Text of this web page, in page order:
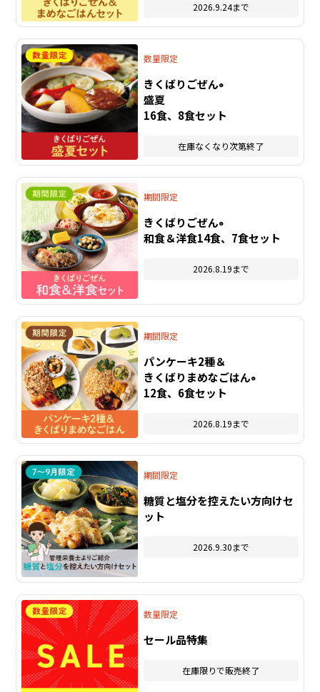
2026.9.24まで
数量限定
きくばりごぜん®
盛夏
16食、8食セット
在庫なくなり次第終了
期間限定
きくばりごぜん®
和食＆洋食14食、7食セット
2026.8.19まで
期間限定
パンケーキ2種＆
きくばりまめなごはん®
12食、6食セット
2026.8.19まで
期間限定
糖質と塩分を控えたい方向けセ
ット
2026.9.30まで
数量限定
セール品特集
在庫限りで販売終了